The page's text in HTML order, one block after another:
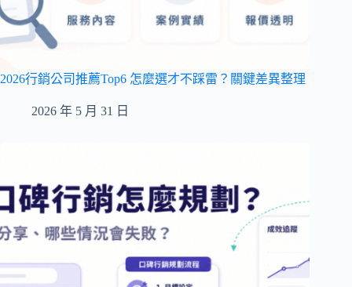
2026行銷公司推薦Top6 怎麼選才不踩雷？關鍵差異整理
2026 年 5 月 31 日